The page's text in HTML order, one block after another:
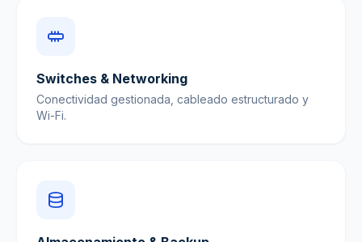
Switches & Networking
Conectividad gestionada, cableado estructurado y
Wi-Fi.